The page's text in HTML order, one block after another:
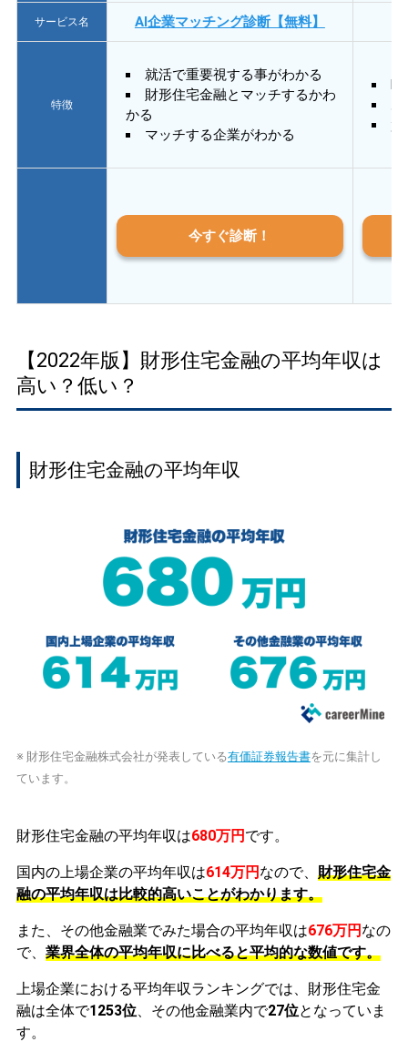
サービス名 AI企業マッチング診断【無料】
特徴
就活で重要視する事がわかる
財形住宅金融とマッチするかわ
かる
マッチする企業がわかる
質
今すぐ診断！
【2022年版】財形住宅金融の平均年収は
高い？低い？
財形住宅金融の平均年収
※ 財形住宅金融株式会社が発表している有価証券報告書を元に集計し
ています。
財形住宅金融の平均年収は680万円 です。
国内の上場企業の平均年収は614万円 なので、 財形住宅金
融の平均年収は比較的高いことがわかります。
また、その他金融業でみた場合の平均年収は676万円 なの
で、 業界全体の平均年収に比べると平均的な数値です。
上場企業における平均年収ランキングでは、財形住宅金
融は全体で1253位、その他金融業内で27位となっていま
す。